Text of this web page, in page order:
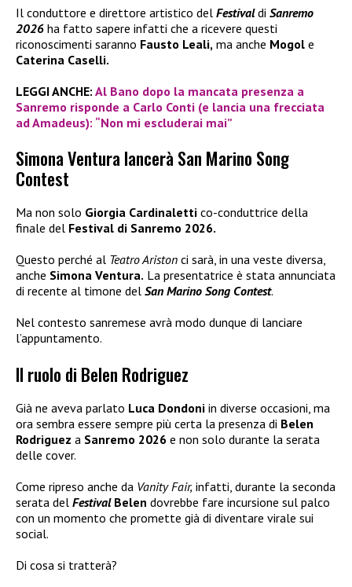
Il conduttore e direttore artistico del Festivaldi Sanremo
2026 ha fatto sapere infatti che a ricevere questi
riconoscimenti saranno Fausto Leali, ma anche Mogol e
Caterina Caselli.
LEGGI ANCHE: Al Bano dopo la mancata presenza a
Sanremo risponde a Carlo Conti (e lancia una frecciata
ad Amadeus): “Non mi escluderai mai”
Simona Ventura lancerà San Marino Song
Contest
Ma non solo Giorgia Cardinaletti co-conduttrice della
finale del Festival di Sanremo 2026.
Questo perché al Teatro Ariston ci sarà, in una veste diversa,
anche Simona Ventura. La presentatrice è stata annunciata
di recente al timone del San Marino Song Contest.
Nel contesto sanremese avrà modo dunque di lanciare
l’appuntamento.
Il ruolo di Belen Rodriguez
Già ne aveva parlato Luca Dondoni in diverse occasioni, ma
ora sembra essere sempre più certa la presenza di Belen
Rodriguez a Sanremo 2026 e non solo durante la serata
delle cover.
Come ripreso anche da Vanity Fair, infatti, durante la seconda
serata del Festival Belen dovrebbe fare incursione sul palco
con un momento che promette già di diventare virale sui
social.
Di cosa si tratterà?